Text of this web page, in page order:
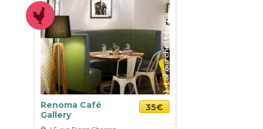
Renoma Café
Gallery
35€